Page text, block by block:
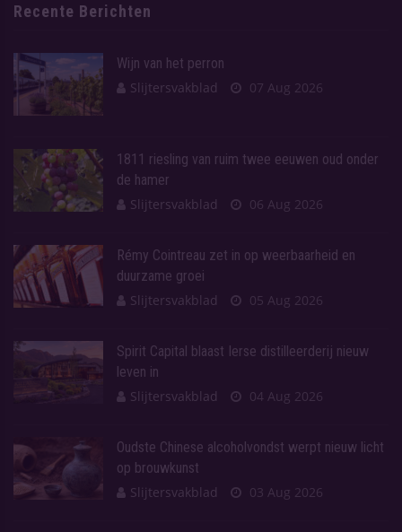
Recente Berichten
Wijn van het perron
Slijtersvakblad
07 Aug 2026
1811 riesling van ruim twee eeuwen oud onder
de hamer
Slijtersvakblad
06 Aug 2026
Rémy Cointreau zet in op weerbaarheid en
duurzame groei
Slijtersvakblad
05 Aug 2026
Spirit Capital blaast Ierse distilleerderij nieuw
leven in
Slijtersvakblad
04 Aug 2026
Oudste Chinese alcoholvondst werpt nieuw licht
op brouwkunst
Slijtersvakblad
03 Aug 2026